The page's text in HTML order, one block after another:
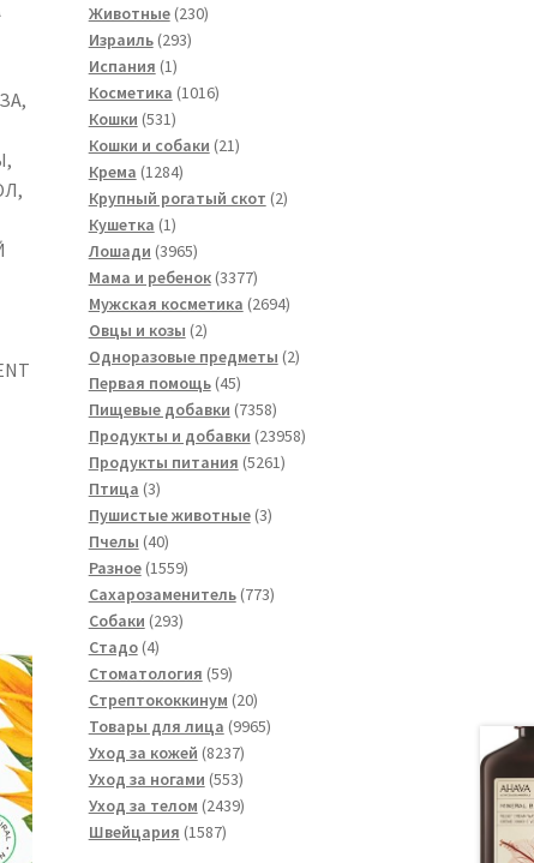
Животные 230230
Израиль 293293
Испания 11
товар
Косметика 10161016
Кошки 531531
товар
Кошки и собаки 2121
Крема 12841284
товара
Крупный рогатый скот 22
Кушетка 11
товар
Лошади 39653965
товаров
Мама и ребенок 33773377
товаров
Мужская косметика 26942694
Овцы и козы 22
товара
Одноразовые предметы 22
Первая помощь 4545
товаров
Пищевые добавки 73587358
товаров
Продукты и добавки 2395823958
Продукты питания 52615261
Птица 33
товара
Пушистые животные 33
Пчелы 4040
товаров
Разное 15591559
товаров
Сахарозаменитель 773773
Собаки 293293
Стадо 44
товара
Стоматология 5959
товаров
Стрептококкинум 2020
товаров
Товары для лица 99659965
Уход за кожей 82378237
товаров
Уход за ногами 553553
товара
Уход за телом 24392439
Швейцария 15871587